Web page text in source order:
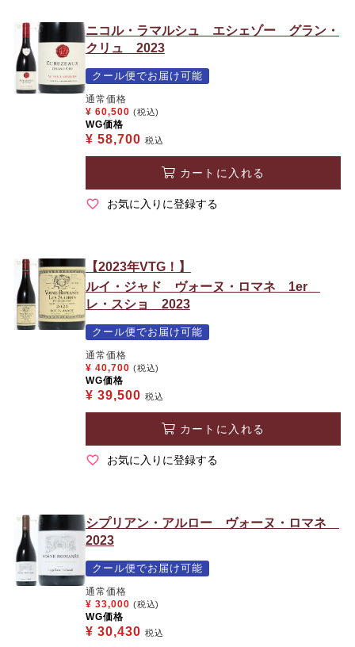
ニコル・ラマルシュ エシェゾー グラン・
クリュ 2023
クール便でお届け可能
通常価格
¥ 60,500 (税込)
WG価格
¥ 58,700 税込
カートに入れる
お気に入りに登録する
【2023年VTG！】
ルイ・ジャド ヴォーヌ・ロマネ 1er
レ・スショ 2023
クール便でお届け可能
通常価格
¥ 40,700 (税込)
WG価格
¥ 39,500 税込
カートに入れる
お気に入りに登録する
シプリアン・アルロー ヴォーヌ・ロマネ
2023
クール便でお届け可能
通常価格
¥ 33,000 (税込)
WG価格
¥ 30,430 税込